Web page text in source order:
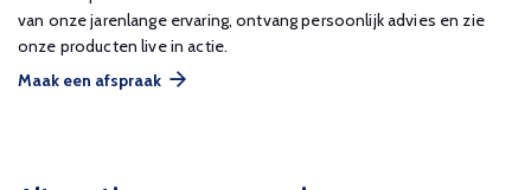
van onze jarenlange ervaring, ontvang persoonlijk advies en zie
onze producten live in actie.
Maak een afspraak